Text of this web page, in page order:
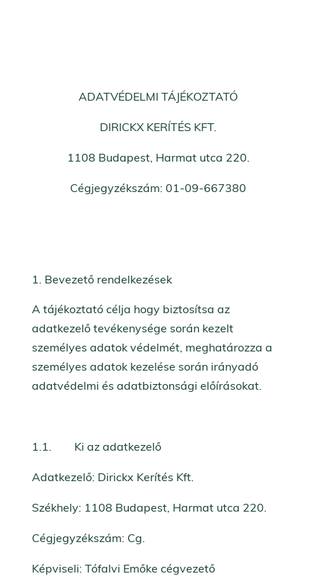
ADATVÉDELMI TÁJÉKOZTATÓ
DIRICKX KERÍTÉS KFT.
1108 Budapest, Harmat utca 220.
Cégjegyzékszám: 01-09-667380
Bevezető rendelkezések
A tájékoztató célja hogy biztosítsa az
adatkezelő tevékenysége során kezelt
személyes adatok védelmét, meghatározza a
személyes adatok kezelése során irányadó
adatvédelmi és adatbiztonsági előírásokat.
1.1. Ki az adatkezelő
Adatkezelő: Dirickx Kerítés Kft.
Székhely: 1108 Budapest, Harmat utca 220.
Cégjegyzékszám: Cg.
Képviseli: Tófalvi Emőke cégvezető